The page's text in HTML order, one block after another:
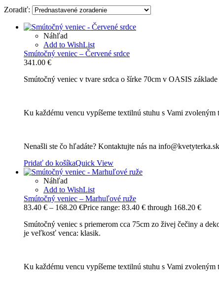
Zoradiť:
Náhľad
Add to WishList
Smútočný veniec – Červené srdce
341.00 €
Smútočný veniec v tvare srdca o šírke 70cm v OASIS
Ku každému vencu vypíšeme textilnú stuhu s Vami zvoleným
Nenašli ste čo hľadáte? Kontaktujte nás na
Pridať do košíkaQuick View
Náhľad
Add to WishList
Smútočný veniec – Marhuľové ruže
83.40 € – 168.20 €Price range: 83.40 € through 168.20 €
Smútočný veniec s priemerom cca 75cm zo živej čečiny a
je veľkosť venca: klasik.
Ku každému vencu vypíšeme textilnú stuhu s Vami zvoleným